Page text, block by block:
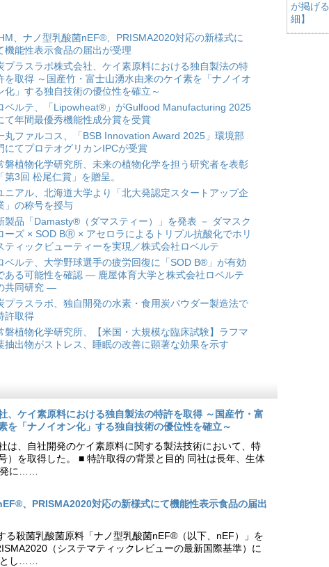
、ナノ型乳酸菌nEF®、PRISMA2020対応の新様式に
機能性表示食品の届出が受理
プラスラボ株式会社、ケイ素原料における独自製法の特
を取得 ～国産竹・富士山湧水由来のケイ素を「ナノイオ
化」する独自技術の優位性を確立～
ベルテ、「Lipowheat®」がGulfood Manufacturing 2025
て年間最優秀機能性成分賞を受賞
丸ファルコス、「BSB Innovation Award 2025」環境部
にてプロテオグリカンIPCが受賞
磐植物化学研究所、未来の植物化学を担う研究者を表彰
「第3回 松尾仁賞」を贈呈。
ニアル、北海道大学より「北大発認定スタートアップ企
」の称号を授与
製品「Damasty®（ダマスティー）」を発表 － ダマスク
ーズ × SOD BⓇ × アセロラによるトリプル抗酸化でホリ
ティックビューティーを実現／株式会社ロベルテ
ベルテ、大学野球選手の疲労回復に「SOD B®」が有効
ある可能性を確認 ― 鹿屋体育大学と株式会社ロベルテ
共同研究 ―
プラスラボ、独自開発の水素・食用炭パウダー製造法で
許取得
磐植物化学研究所、【米国・大規模な臨床試験】ラフマ
抽出物がストレス、睡眠の改善に顕著な効果を示す
、ケイ素原料における独自製法の特許を取得 ～国産竹・富
を「ナノイオン化」する独自技術の優位性を確立～
は、自社開発のケイ素原料に関する製法技術において、特
）を取得した。 ■ 特許取得の背景と目的 同社は長年、生体
に……
、PRISMA2020対応の新様式にて機能性表示食品の届出
る殺菌乳酸菌原料「ナノ型乳酸菌nEF®（以下、nEF）」を
（システマティックレビューの最新国際基準）に
し……
が掲げ
細】